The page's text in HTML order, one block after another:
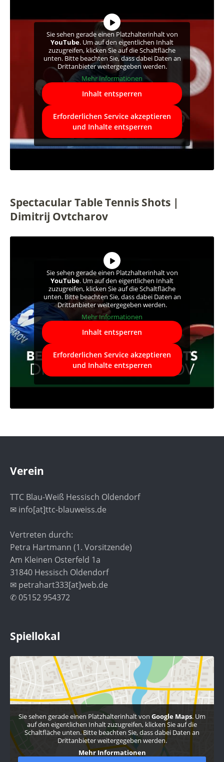
Sie sehen gerade einen Platzhalterinhalt von
YouTube. Um auf den eigentlichen Inhalt
zuzugreifen, klicken Sie auf die Schaltfläche
unten. Bitte beachten Sie, dass dabei Daten an
Drittanbieter weitergegeben werden.
Mehr Informationen
Inhalt entsperren
Erforderlichen Service akzeptieren
und Inhalte entsperren
Spectacular Table Tennis Shots |
Dimitrij Ovtcharov
Sie sehen gerade einen Platzhalterinhalt von
YouTube. Um auf den eigentlichen Inhalt
zuzugreifen, klicken Sie auf die Schaltfläche
unten. Bitte beachten Sie, dass dabei Daten an
Drittanbieter weitergegeben werden.
Mehr Informationen
Inhalt entsperren
Erforderlichen Service akzeptieren
und Inhalte entsperren
Verein
TTC Blau-Weiß Hessisch Oldendorf
✉ info[at]ttc-blauweiss.de
Vertreten durch:
Petra Hartmann (1. Vorsitzende)
Am Kleinen Osterfeld 1a
31840 Hessisch Oldendorf
✉ petrahart333[at]web.de
✆ 05152 954372
Spiellokal
Sie sehen gerade einen Platzhalterinhalt von Google Maps. Um
auf den eigentlichen Inhalt zuzugreifen, klicken Sie auf die
Schaltfläche unten. Bitte beachten Sie, dass dabei Daten an
Drittanbieter weitergegeben werden.
Mehr Informationen